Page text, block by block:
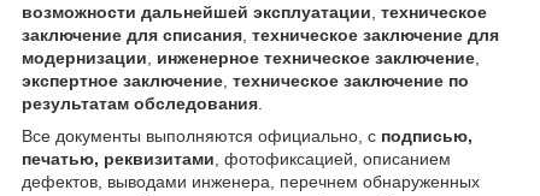
возможности дальнейшей эксплуатации техническое
заключение для списания техническое заключение для
модернизации
инженерное техническое заключение
экспертное заключение техническое заключение по
результатам обследования
Все документы выполняются официально, с подписью,
печатью, реквизитами , фотофиксацией, описанием
дефектов, выводами инженера, перечнем обнаруженных